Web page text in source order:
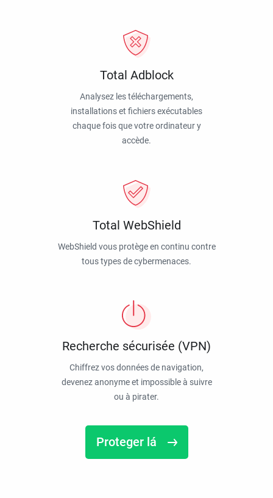
Total Adblock
Analysez les téléchargements,
installations et fichiers exécutables
chaque fois que votre ordinateur y
accède.
Total WebShield
WebShield vous protège en continu contre
tous types de cybermenaces.
Recherche sécurisée (VPN)
Chiffrez vos données de navigation,
devenez anonyme et impossible à suivre
ou à pirater.
Proteger lá